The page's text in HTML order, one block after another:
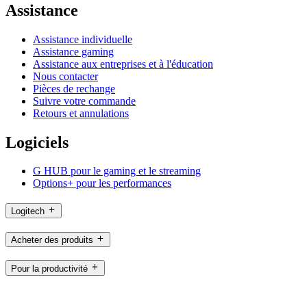
Assistance
Assistance individuelle
Assistance gaming
Assistance aux entreprises et à l'éducation
Nous contacter
Pièces de rechange
Suivre votre commande
Retours et annulations
Logiciels
G HUB pour le gaming et le streaming
Options+ pour les performances
Logitech
Acheter des produits
Pour la productivité